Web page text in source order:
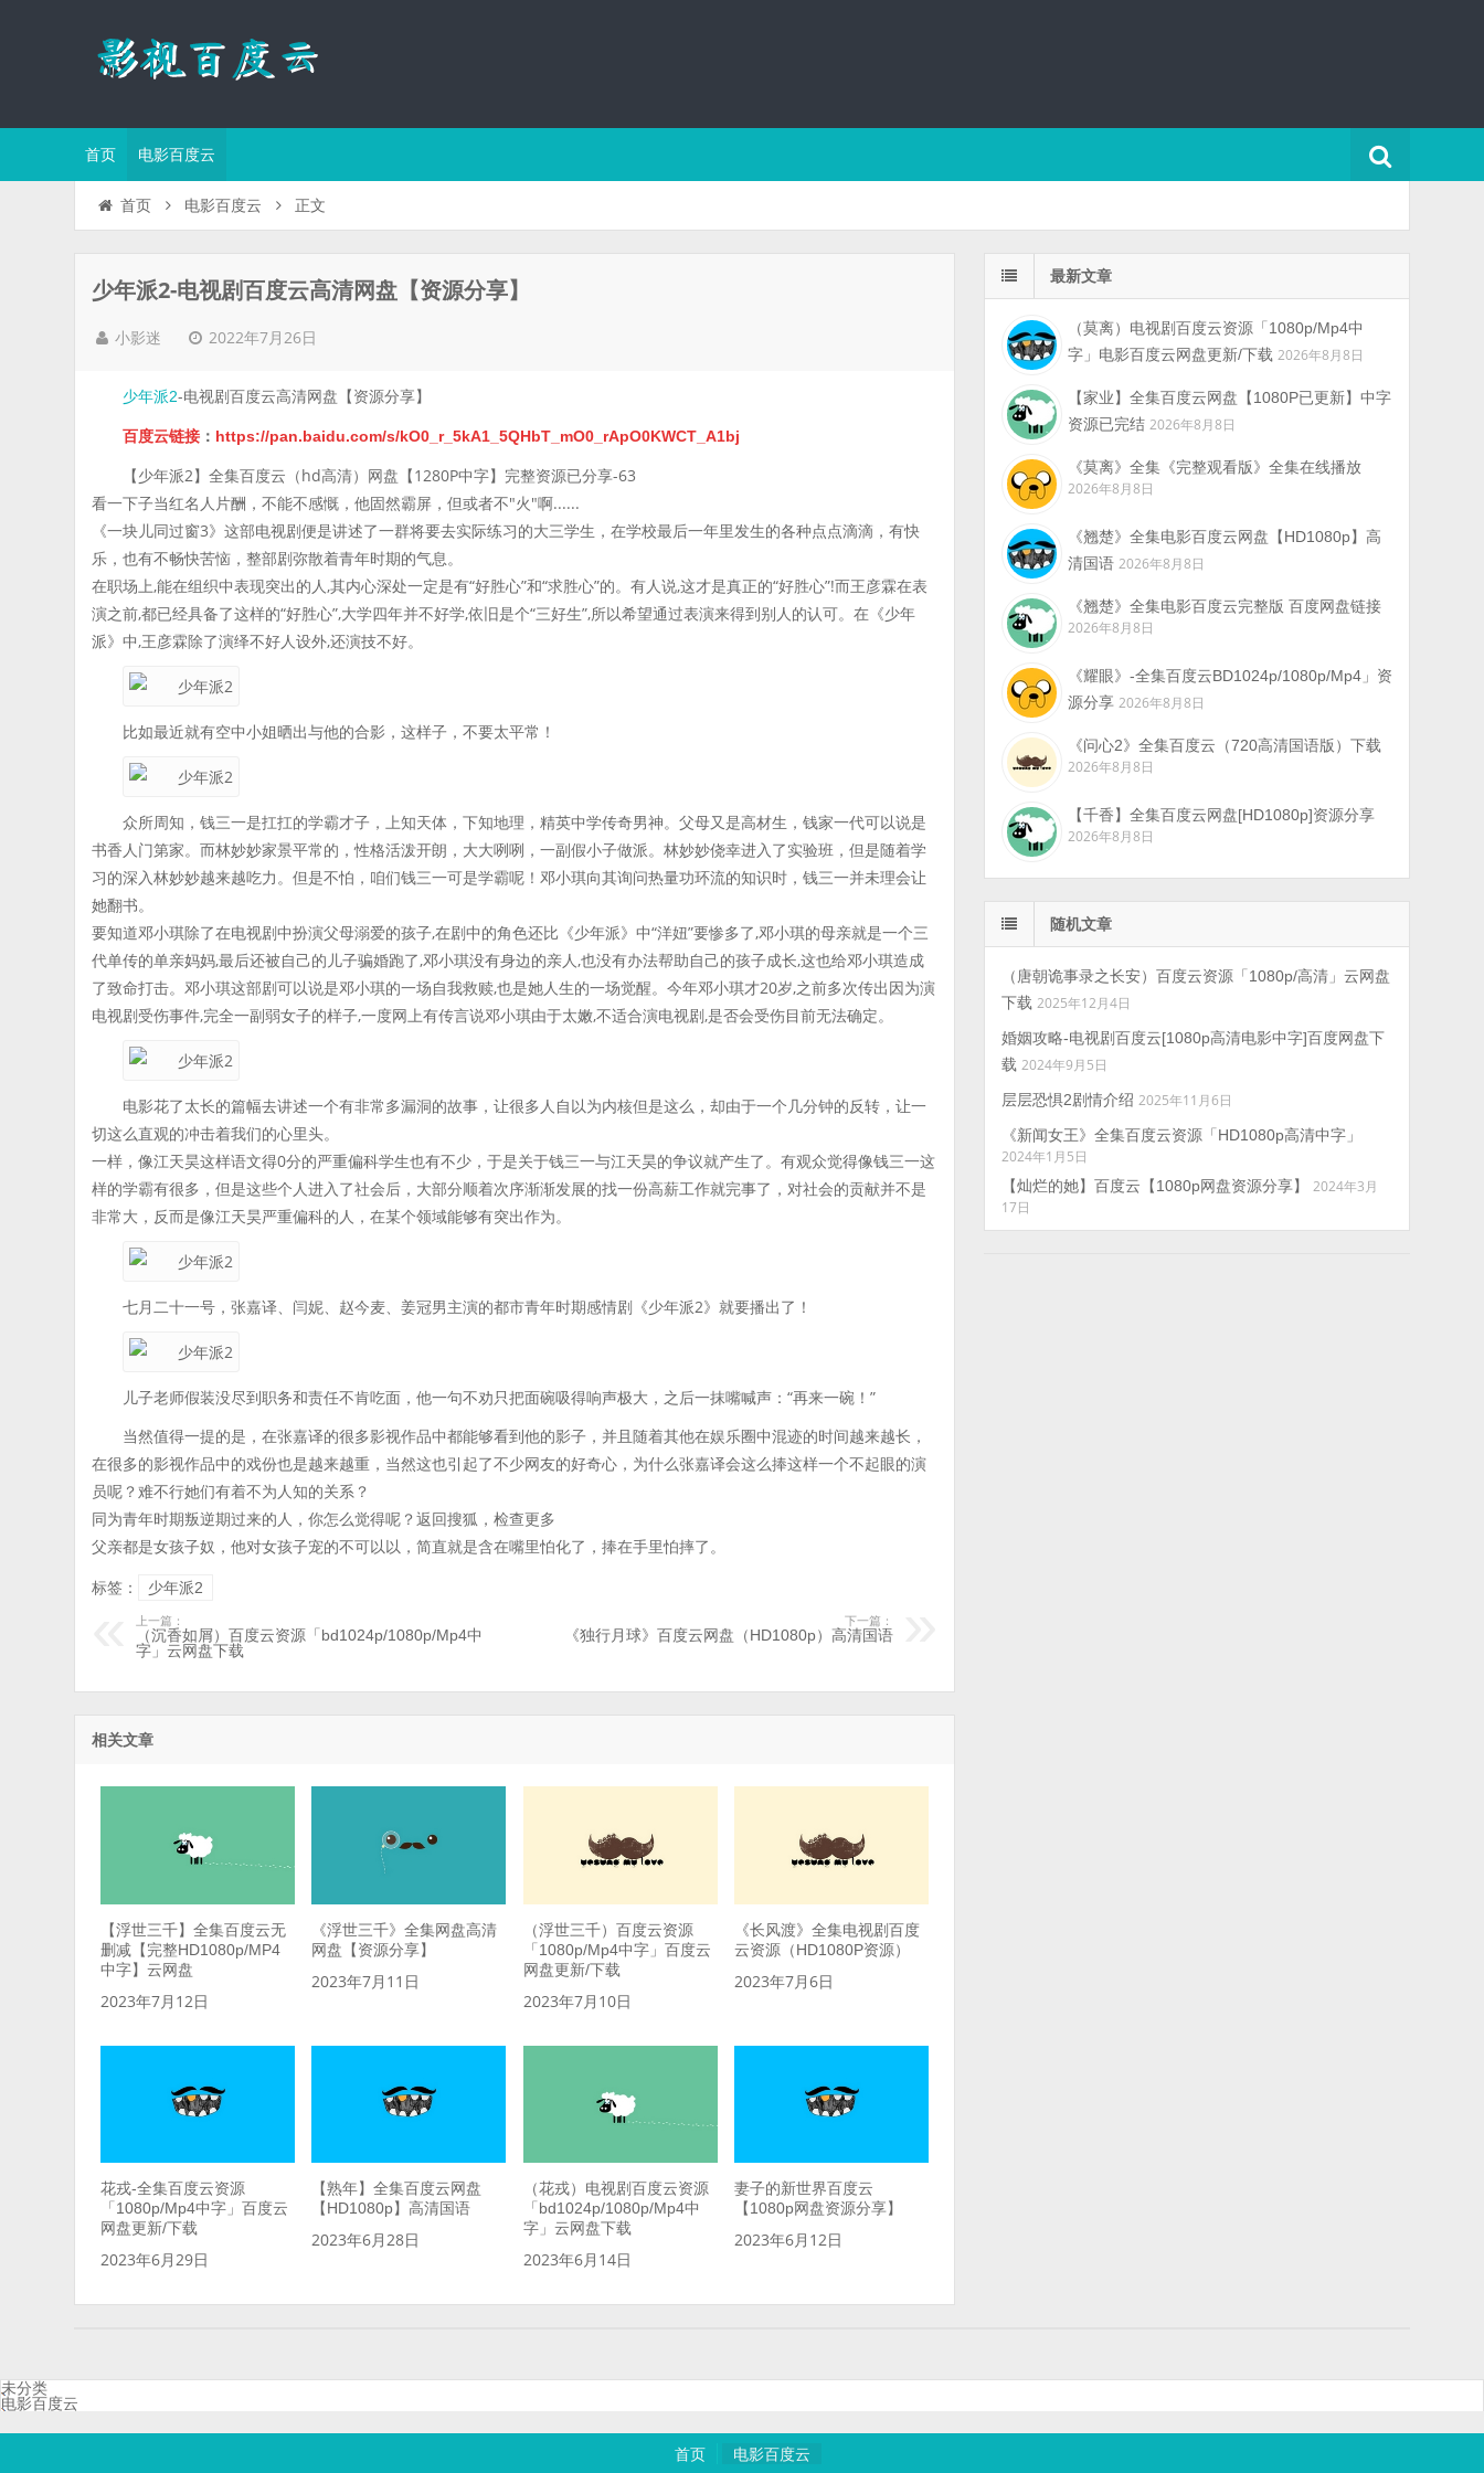
首页 电影百度云
首页 电影百度云 正文
少年派2-电视剧百度云高清网盘【资源分享】
小影迷 2022年7月26日
少年派2-电视剧百度云高清网盘【资源分享】
百度云链接 ： https://pan.baidu.com/s/kO0_r_5kA1_5QHbT_mO0_rApO0KWCT_A1bj
【少年派2】全集百度云（hd高清）网盘【1280P中字】完整资源已分享-63
看一下子当红名人片酬，不能不感慨，他固然霸屏，但或者不"火"啊......
《一块儿同过窗3》这部电视剧便是讲述了一群将要去实际练习的大三学生，在学校最后一年里发生的各种点点滴滴，有快
乐，也有不畅快苦恼，整部剧弥散着青年时期的气息。
在职场上,能在组织中表现突出的人,其内心深处一定是有“好胜心”和“求胜心”的。有人说,这才是真正的“好胜心”!而王彦霖在表
演之前,都已经具备了这样的“好胜心”,大学四年并不好学,依旧是个“三好生”,所以希望通过表演来得到别人的认可。在《少年
派》中,王彦霖除了演绎不好人设外,还演技不好。
比如最近就有空中小姐晒出与他的合影，这样子，不要太平常！
众所周知，钱三一是扛扛的学霸才子，上知天体，下知地理，精英中学传奇男神。父母又是高材生，钱家一代可以说是
书香人门第家。而林妙妙家景平常的，性格活泼开朗，大大咧咧，一副假小子做派。林妙妙侥幸进入了实验班，但是随着学
习的深入林妙妙越来越吃力。但是不怕，咱们钱三一可是学霸呢！邓小琪向其询问热量功环流的知识时，钱三一并未理会让
她翻书。
要知道邓小琪除了在电视剧中扮演父母溺爱的孩子,在剧中的角色还比《少年派》中“洋妞”要惨多了,邓小琪的母亲就是一个三
代单传的单亲妈妈,最后还被自己的儿子骗婚跑了,邓小琪没有身边的亲人,也没有办法帮助自己的孩子成长,这也给邓小琪造成
了致命打击。邓小琪这部剧可以说是邓小琪的一场自我救赎,也是她人生的一场觉醒。今年邓小琪才20岁,之前多次传出因为演
电视剧受伤事件,完全一副弱女子的样子,一度网上有传言说邓小琪由于太嫩,不适合演电视剧,是否会受伤目前无法确定。
电影花了太长的篇幅去讲述一个有非常多漏洞的故事，让很多人自以为内核但是这么，却由于一个几分钟的反转，让一
切这么直观的冲击着我们的心里头。
一样，像江天昊这样语文得0分的严重偏科学生也有不少，于是关于钱三一与江天昊的争议就产生了。有观众觉得像钱三一这
样的学霸有很多，但是这些个人进入了社会后，大部分顺着次序渐渐发展的找一份高薪工作就完事了，对社会的贡献并不是
非常大，反而是像江天昊严重偏科的人，在某个领域能够有突出作为。
七月二十一号，张嘉译、闫妮、赵今麦、姜冠男主演的都市青年时期感情剧《少年派2》就要播出了！
儿子老师假装没尽到职务和责任不肯吃面，他一句不劝只把面碗吸得响声极大，之后一抹嘴喊声：“再来一碗！”
当然值得一提的是，在张嘉译的很多影视作品中都能够看到他的影子，并且随着其他在娱乐圈中混迹的时间越来越长，
在很多的影视作品中的戏份也是越来越重，当然这也引起了不少网友的好奇心，为什么张嘉译会这么捧这样一个不起眼的演
员呢？难不行她们有着不为人知的关系？
同为青年时期叛逆期过来的人，你怎么觉得呢？返回搜狐，检查更多
父亲都是女孩子奴，他对女孩子宠的不可以以，简直就是含在嘴里怕化了，捧在手里怕摔了。
标签：
少年派2
上一篇：
（沉香如屑）百度云资源「bd1024p/1080p/Mp4中
字」云网盘下载
下一篇：
《独行月球》百度云网盘（HD1080p）高清国语
相关文章
【浮世三千】全集百度云无
删减【完整HD1080p/MP4
中字】云网盘
2023年7月12日
《浮世三千》全集网盘高清
网盘【资源分享】
2023年7月11日
（浮世三千）百度云资源
「1080p/Mp4中字」百度云
网盘更新/下载
2023年7月10日
《长风渡》全集电视剧百度
云资源（HD1080P资源）
2023年7月6日
花戎-全集百度云资源
「1080p/Mp4中字」百度云
网盘更新/下载
2023年6月29日
【熟年】全集百度云网盘
【HD1080p】高清国语
2023年6月28日
（花戎）电视剧百度云资源
「bd1024p/1080p/Mp4中
字」云网盘下载
2023年6月14日
妻子的新世界百度云
【1080p网盘资源分享】
2023年6月12日
最新文章
（莫离）电视剧百度云资源「1080p/Mp4中
字」电影百度云网盘更新/下载 2026年8月8日
【家业】全集百度云网盘【1080P已更新】中字
资源已完结 2026年8月8日
《莫离》全集《完整观看版》全集在线播放
2026年8月8日
《翘楚》全集电影百度云网盘【HD1080p】高
清国语 2026年8月8日
《翘楚》全集电影百度云完整版 百度网盘链接
2026年8月8日
《耀眼》-全集百度云BD1024p/1080p/Mp4」资
源分享 2026年8月8日
《问心2》全集百度云（720高清国语版）下载
2026年8月8日
【千香】全集百度云网盘[HD1080p]资源分享
2026年8月8日
随机文章
（唐朝诡事录之长安）百度云资源「1080p/高清」云网盘
下载 2025年12月4日
婚姻攻略-电视剧百度云[1080p高清电影中字]百度网盘下
载 2024年9月5日
层层恐惧2剧情介绍 2025年11月6日
《新闻女王》全集百度云资源「HD1080p高清中字」
2024年1月5日
【灿烂的她】百度云【1080p网盘资源分享】
2024年3月
17日
未分类
电影百度云
首页 电影百度云